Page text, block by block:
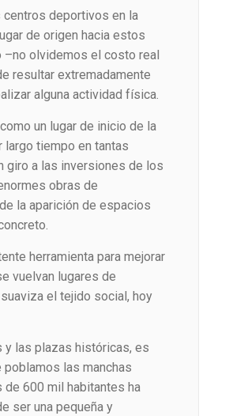
centros deportivos en la
de origen hacia estos
–no olvidemos el costo real
resultar extremadamente
alguna actividad física.
un lugar de inicio de la
tiempo en tantas
giro a las inversiones de los
obras de
la aparición de espacios
herramienta para mejorar
vuelvan lugares de
el tejido social, hoy
y las plazas históricas, es
las manchas
de 600 mil habitantes ha
ser una pequeña y